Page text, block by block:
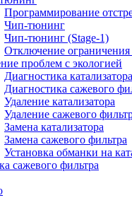
Программирование
Чип-тюнинг
Чип-тюнинг (Stage-1)
Отключение ограничения
проблем с экологией
Диагностика катализатора
Диагностика сажевого
Удаление катализатора
Удаление сажевого
Замена катализатора
Замена сажевого фильтра
Установка обманки на
сажевого фильтра